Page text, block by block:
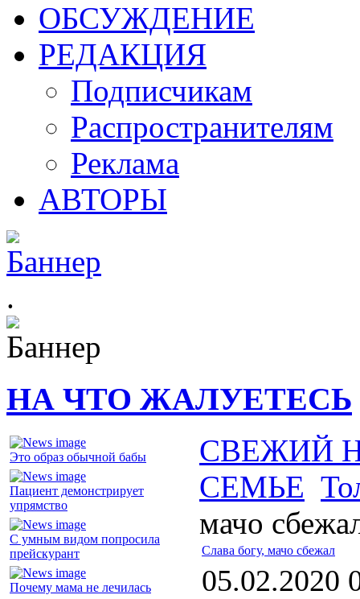
ОБСУЖДЕНИЕ
РЕДАКЦИЯ
Подписчикам
Распространителям
Реклама
АВТОРЫ
.
НА ЧТО ЖАЛУЕТЕСЬ
Это образ обычной бабы
Пациент демонстрирует
упрямство
С умным видом попросила
прейскурант
Почему мама не лечилась
СВЕЖИЙ
СЕМЬЕ
мачо
Слава богу, мачо сбежал
05.02.2020